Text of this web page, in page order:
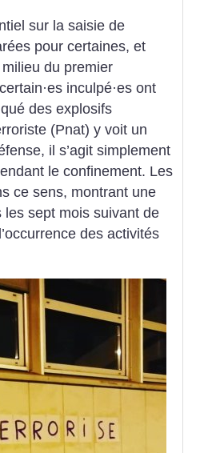
sur la saisie de
pour certaines, et
du premier
·es inculpé·es ont
des explosifs
(Pnat) y voit un
il s’agit simplement
le confinement. Les
ce sens, montrant une
sept mois suivant de
des activités